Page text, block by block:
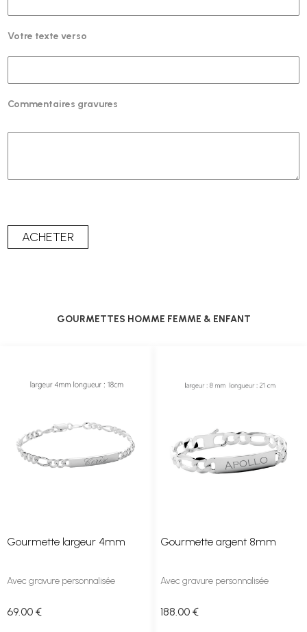
Votre texte verso
Commentaires gravures
GOURMETTES HOMME FEMME & ENFANT
Gourmette largeur 4mm
Avec gravure personnalisée
69.00 €
Gourmette argent 8mm
Avec gravure personnalisée
188 .00 €